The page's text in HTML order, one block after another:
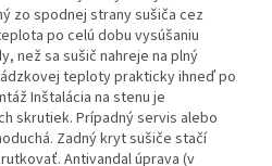
zo spodnej strany sušiča cez
po celú dobu vysúšaniu
než sa sušič nahreje na plný
teploty prakticky ihneď po
Inštalácia na stenu je
skrutiek. Prípadný servis alebo
Zadný kryt sušiče stačí
Antivandal úprava (v